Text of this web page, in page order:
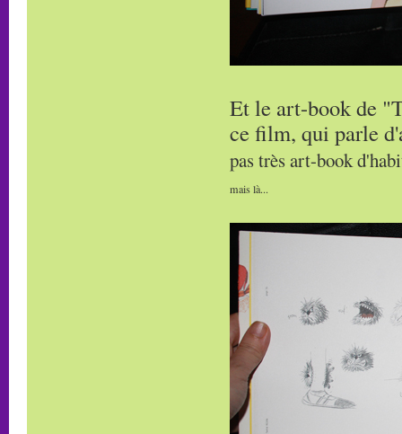
Et le art-book de
ce film, qui parle
pas très art-book
mais là...